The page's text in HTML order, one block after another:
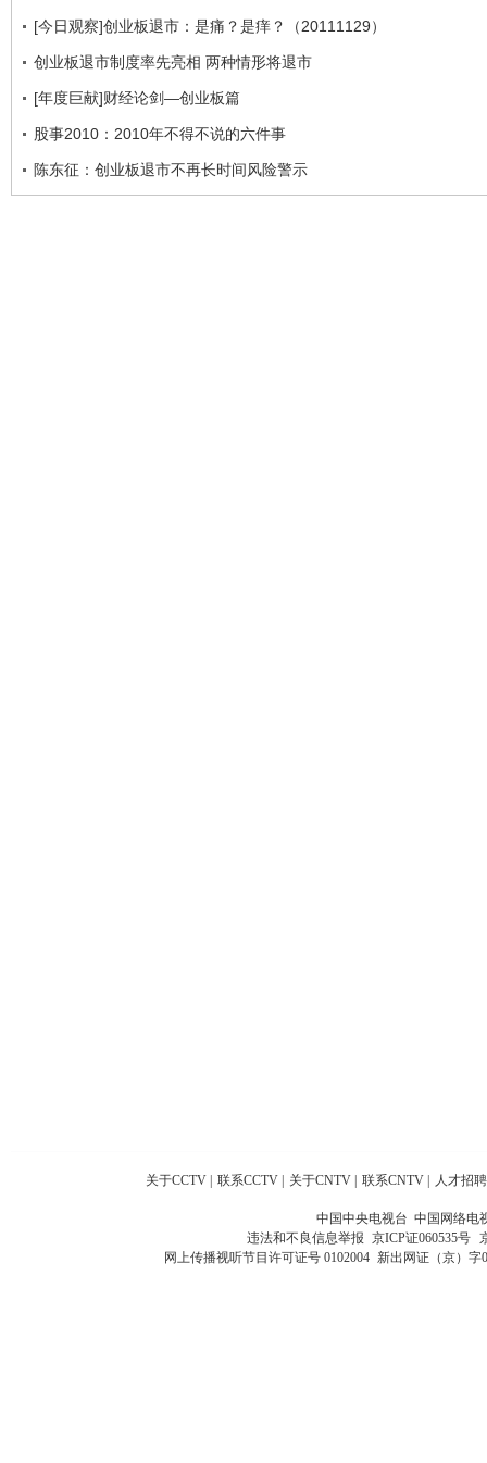
[今日观察]创业板退市：是痛？是痒？（20111129）
创业板退市制度率先亮相 两种情形将退市
[年度巨献]财经论剑—创业板篇
股事2010：2010年不得不说的六件事
陈东征：创业板退市不再长时间风险警示
关于CCTV 联系CCTV 关于CNTV 联系CNTV 人才招聘
中国中央电视台 中国网络电
违法和不良信息举报 京ICP证060535号
网上传播视听节目许可证号 0102004 新出网证（京）